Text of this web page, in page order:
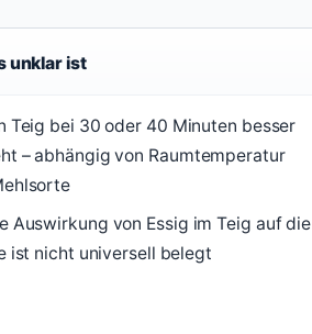
unklar ist
Teig bei 30 oder 40 Minuten besser
– abhängig von Raumtemperatur
Auswirkung von Essig im Teig auf die
ist nicht universell belegt